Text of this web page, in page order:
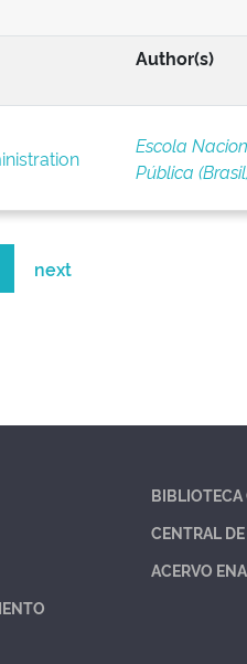
Author(s)
Escola
Pública
next
BIBLIOTECA
CENTRAL
ACERVO